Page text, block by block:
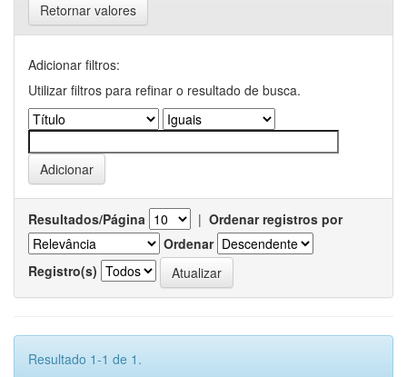
Retornar valores
Adicionar filtros:
Utilizar filtros para refinar o resultado de busca.
Resultados/Página | Ordenar registros por
Ordenar
Registro(s)
Resultado 1-1 de 1.